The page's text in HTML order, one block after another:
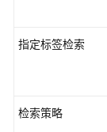
发
单
体
指定标签检索
检索策略